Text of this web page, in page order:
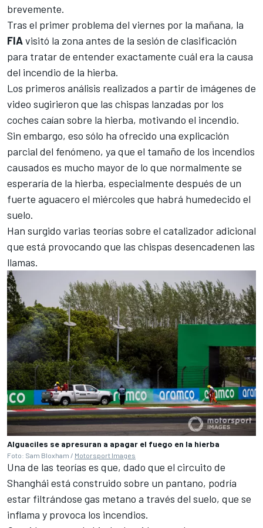
brevemente.
Tras el primer problema del viernes por la mañana, la
FIAvisitó la zona antes de la sesión de clasificación
para tratar de entender exactamente cuál era la causa
del incendio de la hierba.
Los primeros análisis realizados a partir de imágenes de
video sugirieron que las chispas lanzadas por los
coches caían sobre la hierba, motivando el incendio.
Sin embargo, eso sólo ha ofrecido una explicación
parcial del fenómeno, ya que el tamaño de los incendios
causados es mucho mayor de lo que normalmente se
esperaría de la hierba, especialmente después de un
fuerte aguacero el miércoles que habrá humedecido el
suelo.
Han surgido varias teorías sobre el catalizador adicional
que está provocando que las chispas desencadenen las
llamas.
Alguaciles se apresuran a apagar el fuego en la hierba
Foto: Sam Bloxham / Motorsport Images
Una de las teorías es que, dado que el circuito de
Shanghái está construido sobre un pantano, podría
estar filtrándose gas metano a través del suelo, que se
inflama y provoca los incendios.